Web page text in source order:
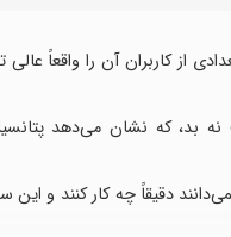
از کاربران آن را واقعاً عالی
بد، که نشان می‌دهد
دقیقاً چه کار کنند و این